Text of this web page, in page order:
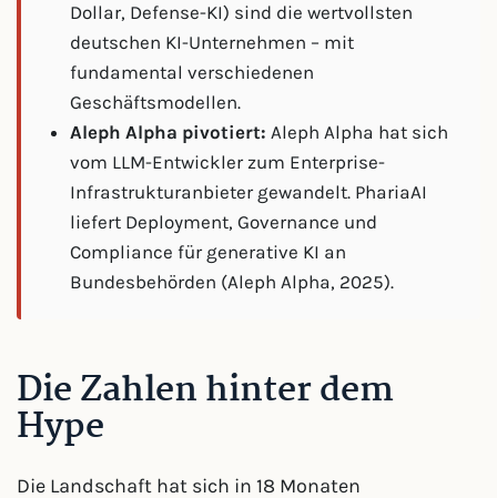
Dollar, Defense-KI) sind die wertvollsten
deutschen KI-Unternehmen – mit
fundamental verschiedenen
Geschäftsmodellen.
Aleph Alpha pivotiert: Aleph Alpha hat sich
vom LLM-Entwickler zum Enterprise-
Infrastrukturanbieter gewandelt. PhariaAI
liefert Deployment, Governance und
Compliance für generative KI an
Bundesbehörden (Aleph Alpha, 2025).
Die Zahlen hinter dem
Hype
Die Landschaft hat sich in 18 Monaten